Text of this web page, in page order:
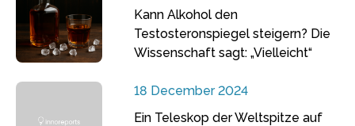
Kann Alkohol den
Testosteronspiegel steigern? Die
Wissenschaft sagt: „Vielleicht“
18 December 2024
Ein Teleskop der Weltspitze auf